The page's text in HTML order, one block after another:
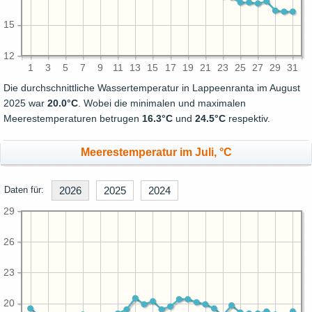
1 3 5 7 9 11 13 15 17 19 21 23 25 27 29 31
12
15
Die durchschnittliche Wassertemperatur in Lappeenranta im August
2025 war 20.0°C . Wobei die minimalen und maximalen
Meerestemperaturen betrugen 16.3°C und 24.5°C respektiv.
Meerestemperatur im Juli, °C
Daten für: 2026 2025 2024
20
23
26
29